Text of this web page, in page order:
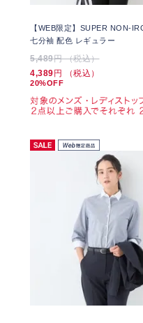
【WEB限定】SUPER NON-
七分袖 配色 レギュラー
5,489円 （税込）
4,389 円 （税込）
20%OFF